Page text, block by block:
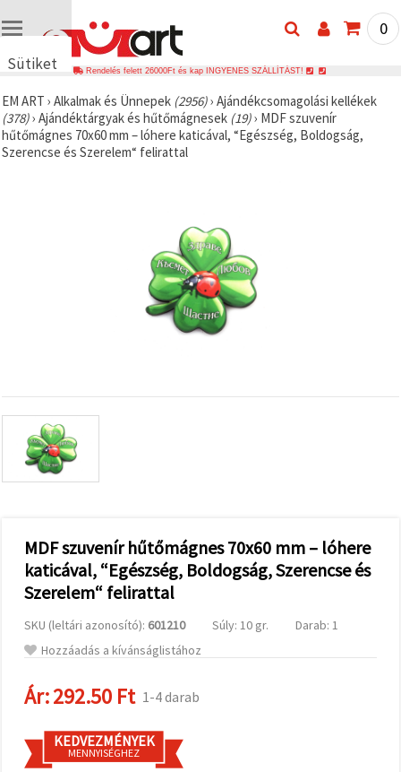
Sütiket
🍪 Cookie-
kat és
hasonló
technológiákat
forgalmat,
relevánsabb
tartalmat
hirdetéseket
jelenítsünk
segítségével
Az "Összes
elfogadása"
kattintva
elfogadhatja
az összes
Beállításokban
preferenciáit
az adott
típusú sütik
0
Rendelés felett 26000Ft és kap INGYENES SZÁLLÍTÁST!
EM ART › Alkalmak és Ünnepek (2956)› Ajándékcsomagolási kellékek
(378)› Ajándéktárgyak és hűtőmágnesek (19)› MDF szuvenír
hűtőmágnes 70x60 mm – lóhere katicával, “Egészség, Boldogság,
Szerencse és Szerelem“ felirattal
MDF szuvenír hűtőmágnes 70x60 mm – lóhere
katicával, “Egészség, Boldogság, Szerencse és
Szerelem“ felirattal
SKU (leltári azonosító): 601210 Súly: 10 gr.
Darab: 1
Hozzáadás a kívánságlistához
Ár:292.50 Ft 1-4 darab
KEDVEZMÉNYEK
MENNYISÉGHEZ